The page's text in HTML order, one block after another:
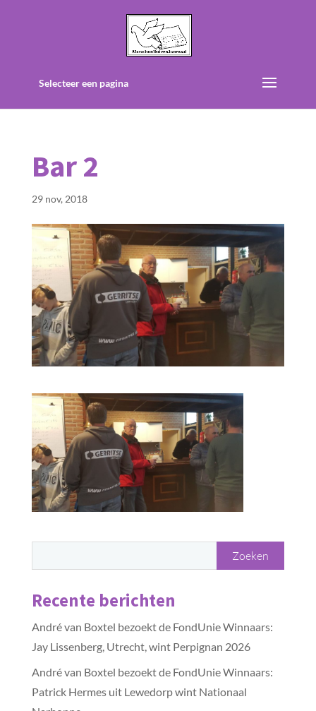
Selecteer een pagina
Bar 2
29 nov, 2018
Recente berichten
André van Boxtel bezoekt de FondUnie Winnaars:
Jay Lissenberg, Utrecht, wint Perpignan 2026
André van Boxtel bezoekt de FondUnie Winnaars:
Patrick Hermes uit Lewedorp wint Nationaal